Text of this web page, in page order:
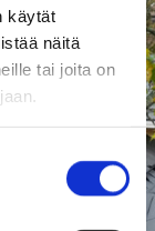
käytät
näitä
tai joita on